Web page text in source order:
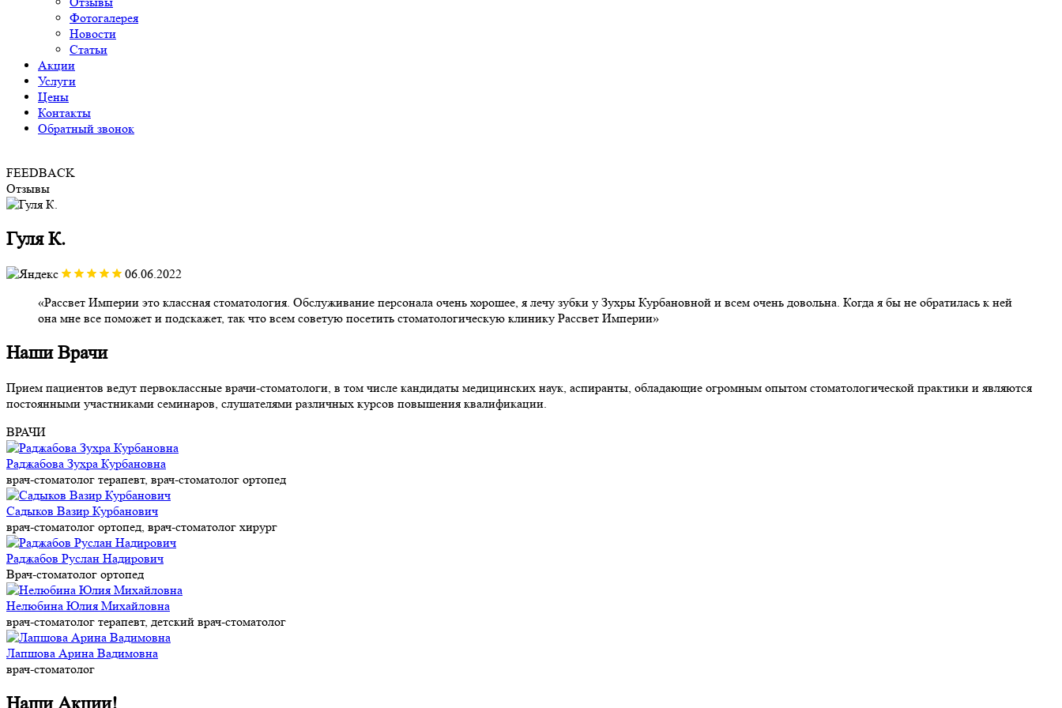
Фотогалерея
Новости
Статьи
Акции
Услуги
Цены
Контакты
Обратный звонок
FEEDBACK
Отзывы
Гуля К.
06.06.2022
Рассвет Империи это классная стоматология. Обслуживание персонала очень хорошее, я лечу зубки у Зухры Курбановной и всем очень довольна. Когда я бы не обратилась к ней
она мне все поможет и подскажет, так что всем советую посетить стоматологическую клинику Рассвет Империи
НашиВрачи
Прием пациентов ведут первоклассные врачи-стоматологи, в том числе кандидаты медицинских наук, аспиранты, обладающие огромным опытом стоматологической практики и являются
постоянными участниками семинаров, слушателями различных курсов повышения квалификации.
ВРАЧИ
Раджабова Зухра Курбановна
врач-стоматолог терапевт, врач-стоматолог ортопед
Садыков Вазир Курбанович
врач-стоматолог ортопед, врач-стоматолог хирург
Раджабов Руслан Надирович
Врач-стоматолог ортопед
Нелюбина Юлия Михайловна
врач-стоматолог терапевт, детский врач-стоматолог
Лапшова Арина Вадимовна
врач-стоматолог
Наши Акции!